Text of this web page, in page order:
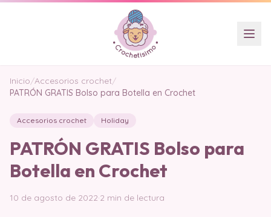
Inicio/Accesorios crochet/
PATRÓN GRATIS Bolso para Botella en Crochet
Accesorios crochet Holiday
PATRÓN GRATIS Bolso para
Botella en Crochet
10 de agosto de 2022·2 min de lectura